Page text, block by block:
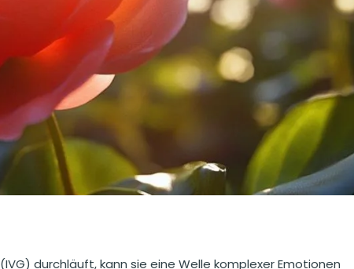
(IVG) durchläuft, kann sie eine Welle komplexer Emotionen